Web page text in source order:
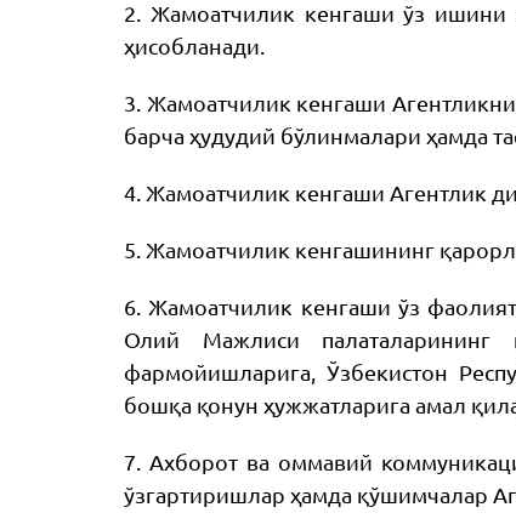
2. Жамоатчилик кенгаши ўз ишини
ҳисобланади.
3. Жамоатчилик кенгаши
барча ҳудудий бўлинмалари ҳамда
4. Жамоатчилик кенгаши Агентлик
5. Жамоатчилик кенгашининг
6. Жамоатчилик кенгаши ўз
Олий Мажлиси палаталарининг
фармойишларига, Ўзбекистон
бошқа қонун ҳужжатларига амал
7. Ахборот ва оммавий
ўзгартиришлар ҳамда қўшимчалар